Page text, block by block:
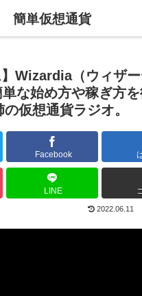
】Wizardia（ウィザ
な始め方や稼ぎ方
仮想通貨ラジオ。
Facebook
LINE
2022.06.11
簡単仮想通貨